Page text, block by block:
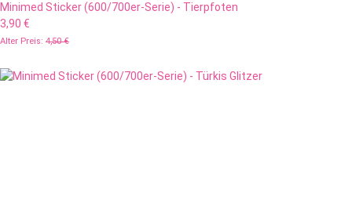
Minimed Sticker (600/700er-Serie) - Tierpfoten
3,90 €
Alter Preis: 4,50 €